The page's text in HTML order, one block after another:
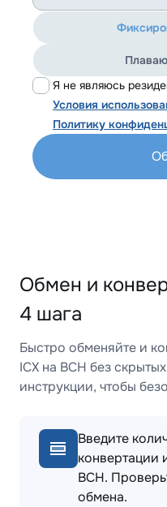
Я не являюсь
Условия
Политику
Обмен и
4 шага
Быстро обменяйте и
ICX на BCH без
инструкции, чтобы
Введите
конвертации
BCH.
обмена.